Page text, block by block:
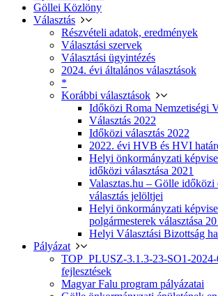
Göllei Közlöny
Választás
Részvételi adatok, eredmények
Választási szervek
Választási ügyintézés
2024. évi általános választások
*
Korábbi választások
Időközi Roma Nemzetiségi
Választás 2022
Időközi választás 2022
2022. évi HVB és HVI
Helyi önkormányzati
időközi választása 2021
Valasztas.hu – Gölle időközi
választás jelöltjei
Helyi önkormányzati
polgármesterek választása
Helyi Választási Bizottság
Pályázat
TOP_PLUSZ-3.1.3-23-SO1-
fejlesztések
Magyar Falu program pályázatai